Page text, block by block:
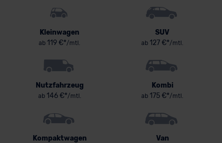
Kleinwagen
ab 119 €*/mtl.
SUV
ab 127 €*/mtl.
Nutzfahrzeug
ab146 €*/mtl.
Kombi
ab 175 €*/mtl.
Kompaktwagen Van